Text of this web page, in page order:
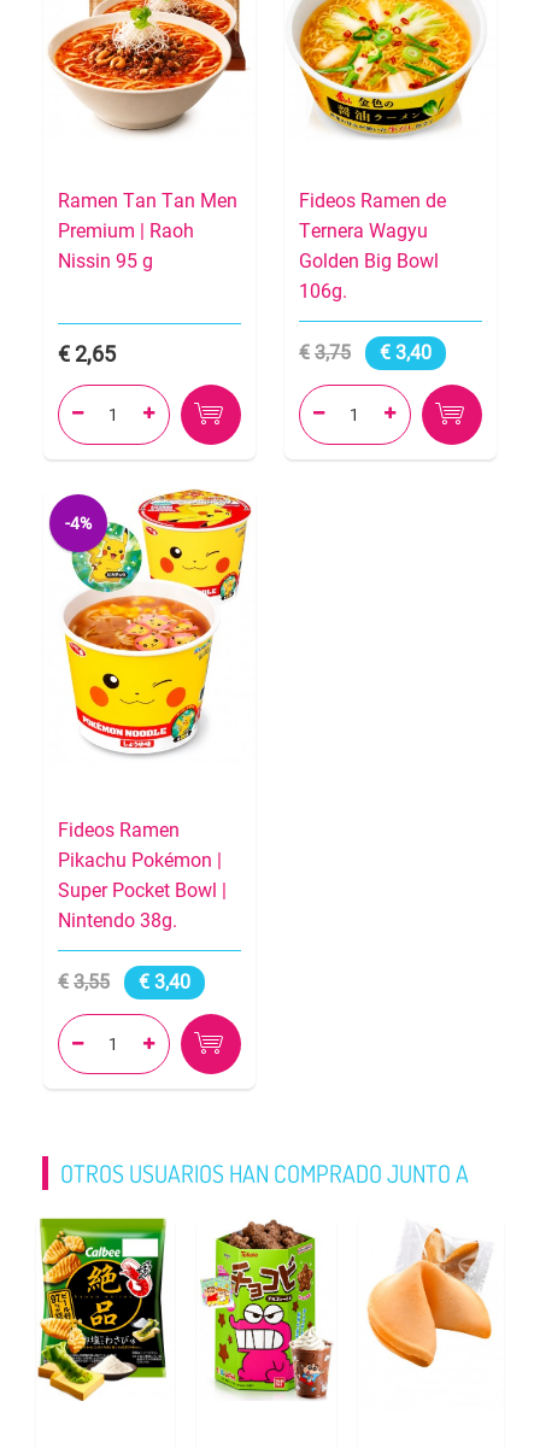
Ramen Tan Tan Men
Premium | Raoh
Nissin 95 g
2,65
 
Fideos Ramen de
Ternera Wagyu
Golden Big Bowl
106g.
3,75 3,40
 
-4%
Fideos Ramen
Pikachu Pokémon |
Super Pocket Bowl |
Nintendo 38g.
3,55 3,40
 
OTROS USUARIOS HAN COMPRADO JUNTO A